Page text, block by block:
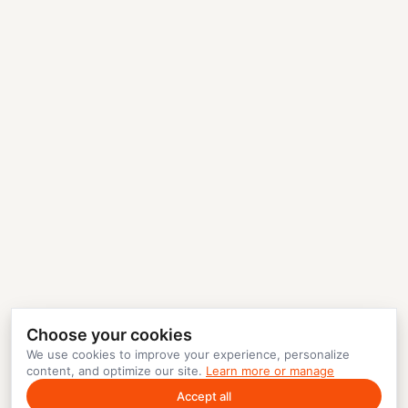
Choose your cookies
We use cookies to improve your experience, personalize
content, and optimize our site. Learn more or manage
Accept all